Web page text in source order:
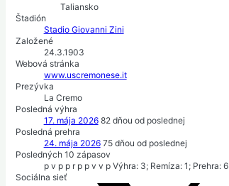
Taliansko
Štadión
Stadio Giovanni Zini
Založené
24.3.1903
Webová stránka
www.uscremonese.it
Prezývka
La Cremo
Posledná výhra
17. mája 2026 82dňou od poslednej
Posledná prehra
24. mája 2026 75dňou od poslednej
Posledných 10 zápasov
p v p p r p p v v p Výhra: 3; Remíza: 1; Prehra: 6
Sociálna sieť